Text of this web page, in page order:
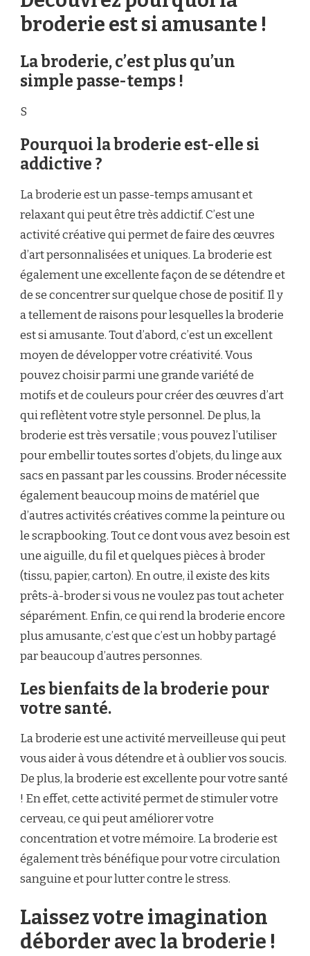
broderie est si amusante !
La broderie, c’est plus qu’un
simple passe-temps !
S
Pourquoi la broderie est-elle si
addictive ?
La broderie est un passe-temps amusant et
relaxant qui peut être très addictif. C’est une
activité créative qui permet de faire des œuvres
d’art personnalisées et uniques. La broderie est
également une excellente façon de se détendre et
de se concentrer sur quelque chose de positif. Il y
a tellement de raisons pour lesquelles la broderie
est si amusante. Tout d’abord, c’est un excellent
moyen de développer votre créativité. Vous
pouvez choisir parmi une grande variété de
motifs et de couleurs pour créer des œuvres d’art
qui reflètent votre style personnel. De plus, la
broderie est très versatile ; vous pouvez l’utiliser
pour embellir toutes sortes d’objets, du linge aux
sacs en passant par les coussins. Broder nécessite
également beaucoup moins de matériel que
d’autres activités créatives comme la peinture ou
le scrapbooking. Tout ce dont vous avez besoin est
une aiguille, du fil et quelques pièces à broder
(tissu, papier, carton). En outre, il existe des kits
prêts-à-broder si vous ne voulez pas tout acheter
séparément. Enfin, ce qui rend la broderie encore
plus amusante, c’est que c’est un hobby partagé
par beaucoup d’autres personnes.
Les bienfaits de la broderie pour
votre santé.
La broderie est une activité merveilleuse qui peut
vous aider à vous détendre et à oublier vos soucis.
De plus, la broderie est excellente pour votre santé
! En effet, cette activité permet de stimuler votre
cerveau, ce qui peut améliorer votre
concentration et votre mémoire. La broderie est
également très bénéfique pour votre circulation
sanguine et pour lutter contre le stress.
Laissez votre imagination
déborder avec la broderie !